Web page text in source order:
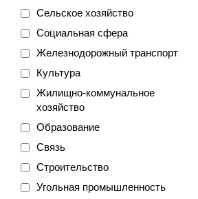
Сельское хозяйство
Социальная сфера
Железнодорожный транспорт
Культура
Жилищно-коммунальное
хозяйство
Образование
Связь
Строительство
Угольная промышленность